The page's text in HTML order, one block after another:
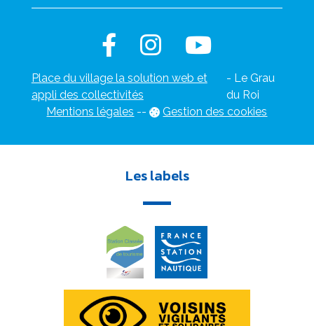
Place du village la solution web et
appli des collectivités
- Le Grau
du Roi
Mentions légales -- Gestion des cookies
Les labels